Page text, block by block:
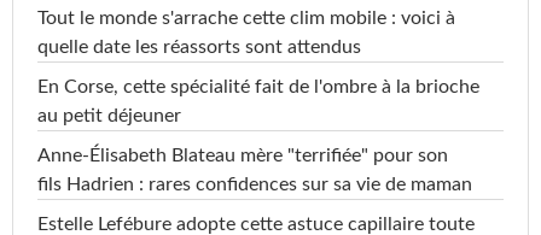
Tout le monde s'arrache cette clim mobile : voici à
quelle date les réassorts sont attendus
En Corse, cette spécialité fait de l'ombre à la brioche
au petit déjeuner
Anne-Élisabeth Blateau mère "terrifiée" pour son
fils Hadrien : rares confidences sur sa vie de maman
Estelle Lefébure adopte cette astuce capillaire toute